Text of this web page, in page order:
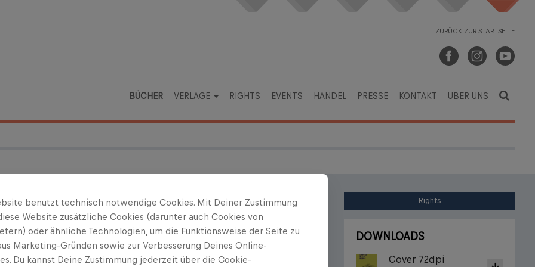
ZURÜCK ZUR STARTSEITE
BÜCHER VERLAGE RIGHTS EVENTS HANDEL PRESSE KONTAKT ÜBER UNS
in die Berge
22.04.2021
Rights
DOWNLOADS
Cover 72dpi
benutzt technisch notwendige Cookies. Mit Deiner Zustimmung
Website zusätzliche Cookies (darunter auch Cookies von
oder ähnliche Technologien, um die Funktionsweise der Seite zu
Marketing-Gründen sowie zur Verbesserung Deines Online-
Du kannst Deine Zustimmung jederzeit über die Cookie-